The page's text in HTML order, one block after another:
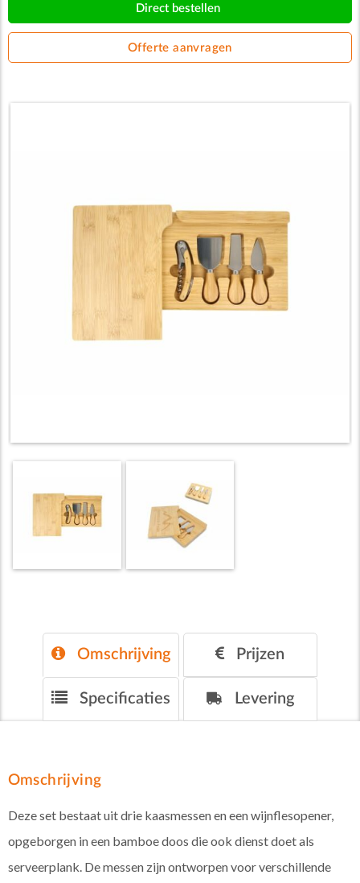
Direct bestellen
Offerte aanvragen
Omschrijving Prijzen
Specificaties Levering
Omschrijving
Deze set bestaat uit drie kaasmessen en een wijnflesopener,
opgeborgen in een bamboe doos die ook dienst doet als
serveerplank. De messen zijn ontworpen voor verschillende